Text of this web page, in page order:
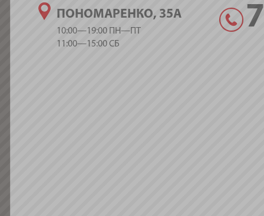
ПОНОМАРЕНКО, 35А
10:00—19:00 ПН—ПТ
11:00—15:00 СБ